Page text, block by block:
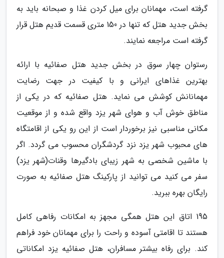
گرفته است، مهمانان برای میل کردن غذا و صبحانه باید به
بخش جدید هتل که تنها در 150 متری قسمت قدیم هتل قرار
گرفته است مراجعه نمایند.
رستوان چهار سوق در بخش جدید هتل صفائیه با ارائه
بهترین غذاهای ایرانی و با کیفیت در جهت رضایت
مهمانانش کوشش می نماید. هتل صفائیه که در یکی از
مناطق خوش آب و هوای شهر یزد واقع شده و از موقعیت
مکانی مناسبی نیز برخوردار است از این رو یکی از اقامتگاه
های محبوب شهر یزد نزد گردشگران محسوب می گردد. اگر
با ماشین شخصی به شهر زیبای بادگیرها وقنات(شهر یزد)
سفر می کنید می توانید از پارکینگ هتل صفائیه به صورت
رایگان بهره ببرید.
195 اتاق این هتل همگی مجهز به امکانات رفاهی کامل
هستند تا اقامتی آسوده و راحت را برای مهمانان خود فراهم
کند. برای رفاه بیشتر مسافران، هتل صفائیه یزد امکاناتی